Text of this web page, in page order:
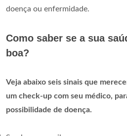
doença ou enfermidade.
Como saber se a sua
boa?
Veja abaixo seis sinais que
um check-up com seu médico,
possibilidade de doença.